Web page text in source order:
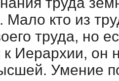
кто из
труда, но
к Иерархии, он
Умение